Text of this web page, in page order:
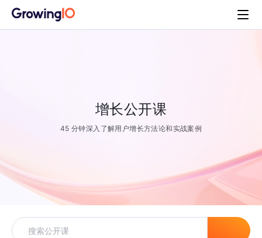
增长公开课
45 分钟深入了解用户增长方法论和实战案例